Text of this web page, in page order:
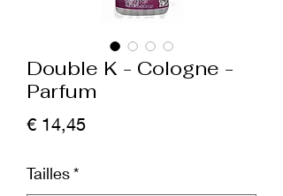
Double K - Cologne -
Parfum
€ 14,45Prijs
Tailles*